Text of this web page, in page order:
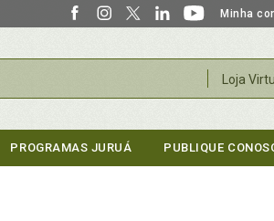
Minha
Loja
PROGRAMAS JURUÁ PUBLIQUE